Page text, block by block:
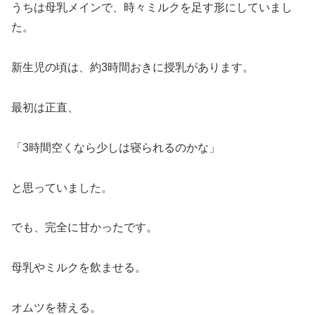
うちは母乳メインで、時々ミルクを足す形にしていまし
た。
新生児の頃は、約3時間おきに授乳があります。
最初は正直、
「3時間空くなら少しは寝られるのかな」
と思っていました。
でも、完全に甘かったです。
母乳やミルクを飲ませる。
オムツを替える。